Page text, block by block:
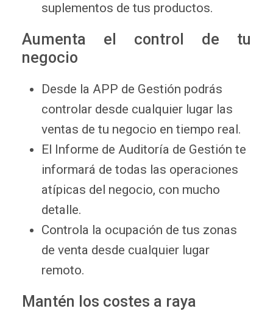
suplementos de tus productos.
Aumenta el control de tu
negocio
Desde la APP de Gestión podrás
controlar desde cualquier lugar las
ventas de tu negocio en tiempo real.
El Informe de Auditoría de Gestión te
informará de todas las operaciones
atípicas del negocio, con mucho
detalle.
Controla la ocupación de tus zonas
de venta desde cualquier lugar
remoto.
Mantén los costes a raya